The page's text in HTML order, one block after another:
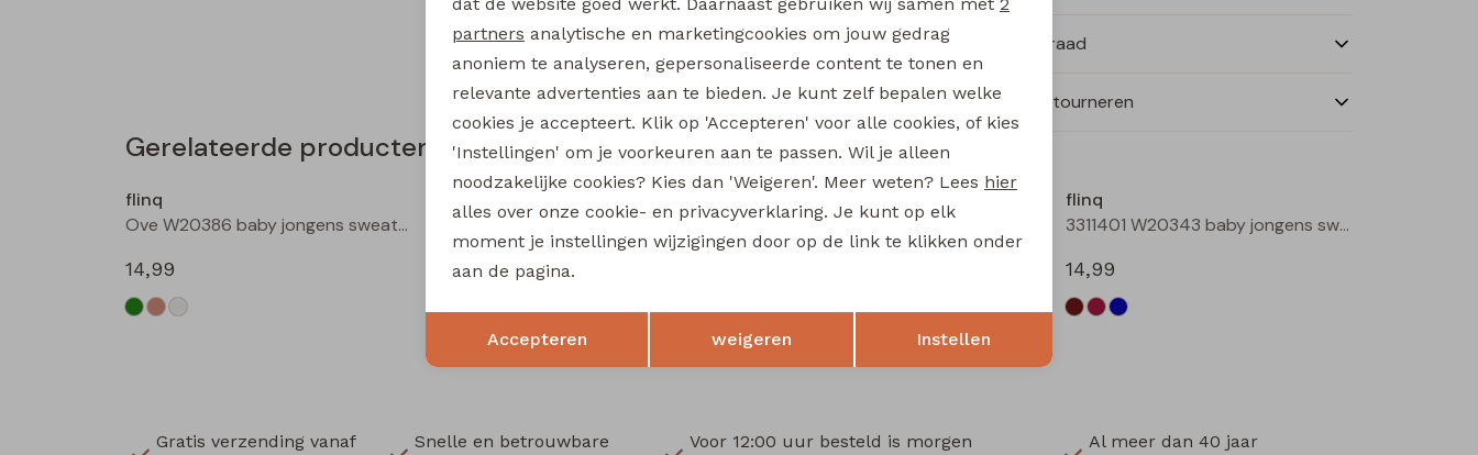
Winkelvoorraad
Ruilen en retourneren
Gerelateerde producten
Nieuw
flinq
Ove W20386 baby jongens sweater Roest
14,99
Nieuw
Ove W20386 baby jongens sweater Taupe
14,99
flinq
flinq
3311401 W20343 baby jongens sweater Bruin donker
14,99
Gratis verzending vanaf
Snelle en betrouwbare
Voor 12:00 uur besteld is morgen
Al meer dan 40 jaar
Terug Opslaan
partners analytische en marketingcookies om jouw gedrag
anoniem te analyseren, gepersonaliseerde content te tonen en
relevante advertenties aan te bieden. Je kunt zelf bepalen welke
cookies je accepteert. Klik op 'Accepteren' voor alle cookies, of kies
'Instellingen' om je voorkeuren aan te passen. Wil je alleen
noodzakelijke cookies? Kies dan 'Weigeren'. Meer weten? Lees hier
alles over onze cookie- en privacyverklaring. Je kunt op elk
moment je instellingen wijzigingen door op de link te klikken onder
aan de pagina.
Accepteren weigeren Instellen